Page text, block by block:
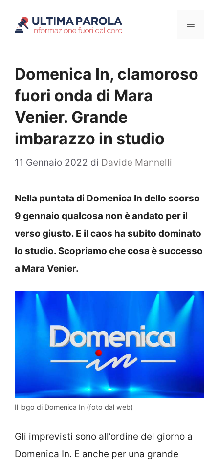
Menu
Domenica In, clamoroso
fuori onda di Mara
Venier. Grande
imbarazzo in studio
11 Gennaio 2022 di Davide Mannelli
Nella puntata di Domenica In dello scorso
9 gennaio qualcosa non è andato per il
verso giusto. E il caos ha subito dominato
lo studio. Scopriamo che cosa è successo
a Mara Venier.
Il logo di Domenica In (foto dal web)
Gli imprevisti sono all’ordine del giorno a
Domenica In. E anche per una grande